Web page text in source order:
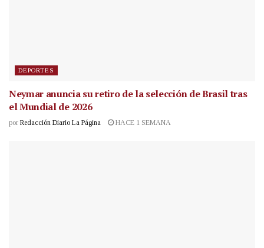
DEPORTES
Neymar anuncia su retiro de la selección de Brasil tras
el Mundial de 2026
por Redacción Diario La Página HACE 1 SEMANA